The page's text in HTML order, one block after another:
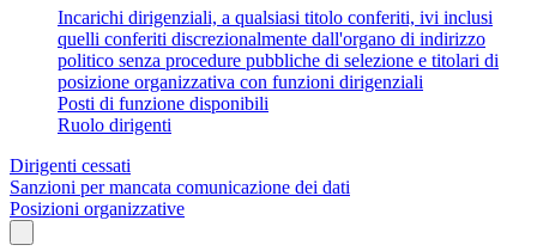
Incarichi dirigenziali, a qualsiasi titolo conferiti, ivi inclusi
quelli conferiti discrezionalmente dall'organo di indirizzo
politico senza procedure pubbliche di selezione e titolari di
posizione organizzativa con funzioni dirigenziali
Posti di funzione disponibili
Ruolo dirigenti
Dirigenti cessati
Sanzioni per mancata comunicazione dei dati
Posizioni organizzative